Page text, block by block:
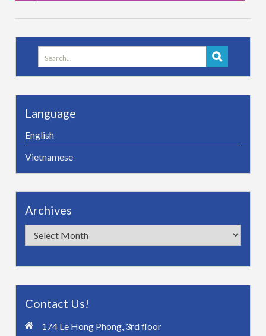
Search
for:
Language
English
Vietnamese
Archives
Archives
Contact Us!
174 Le Hong Phong, 3rd floor